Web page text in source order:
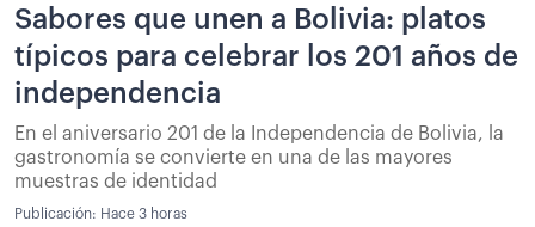
Sabores que unen a Bolivia: platos
típicos para celebrar los 201 años de
independencia
En el aniversario 201 de la Independencia de Bolivia, la
gastronomía se convierte en una de las mayores
muestras de identidad
Publicación: Hace 3 horas